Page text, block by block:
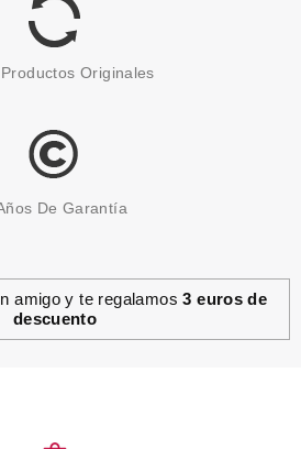
Originales
De Garantía
amigo y te regalamos3 euros de
descuento